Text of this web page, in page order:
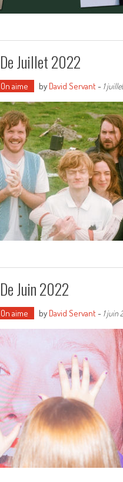
Juillet 2022
On aime by David Servant- 1
Juin 2022
On aime by David Servant- 1 juin